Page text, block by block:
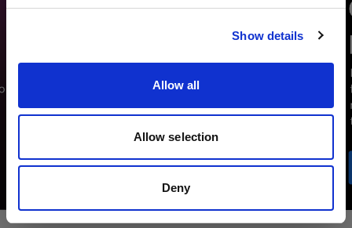
Show details
Allow all
Allow selection
Deny
Visitar el sitio